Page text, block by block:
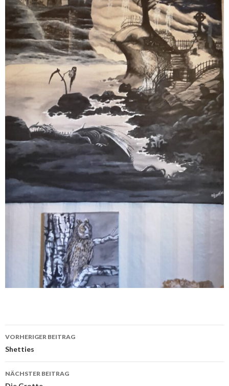
Beitrags-
Navigation
VORHERIGER BEITRAG
Shetties
NÄCHSTER BEITRAG